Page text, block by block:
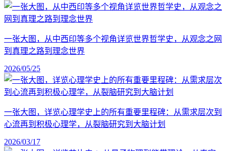
一张大图，从中西印等多个视角详览世界哲学史，从观念之网
到真理之路到理念世界
2026/05/25
一张大图，详览心理学史上的所有重要里程碑：从需求层次到
心流再到积极心理学，从裂脑研究到大脑计划
2026/03/17